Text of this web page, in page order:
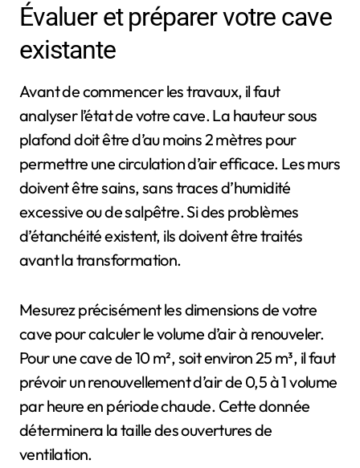
Évaluer et préparer votre cave
existante
Avant de commencer les travaux, il faut
analyser l’état de votre cave. La hauteur sous
plafond doit être d’au moins 2 mètres pour
permettre une circulation d’air efficace. Les murs
doivent être sains, sans traces d’humidité
excessive ou de salpêtre. Si des problèmes
d’étanchéité existent, ils doivent être traités
avant la transformation.
Mesurez précisément les dimensions de votre
cave pour calculer le volume d’air à renouveler.
Pour une cave de 10 m², soit environ 25 m³, il faut
prévoir un renouvellement d’air de 0,5 à 1 volume
par heure en période chaude. Cette donnée
déterminera la taille des ouvertures de
ventilation.